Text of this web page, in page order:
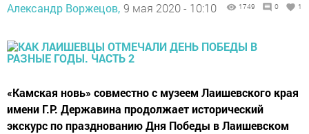
Александр Воржецов, 9 мая 2020 - 10:10 1749 0 1
«Камская новь» совместно с музеем Лаишевского края
имени Г.Р. Державина продолжает исторический
экскурс по празднованию Дня Победы в Лаишевском